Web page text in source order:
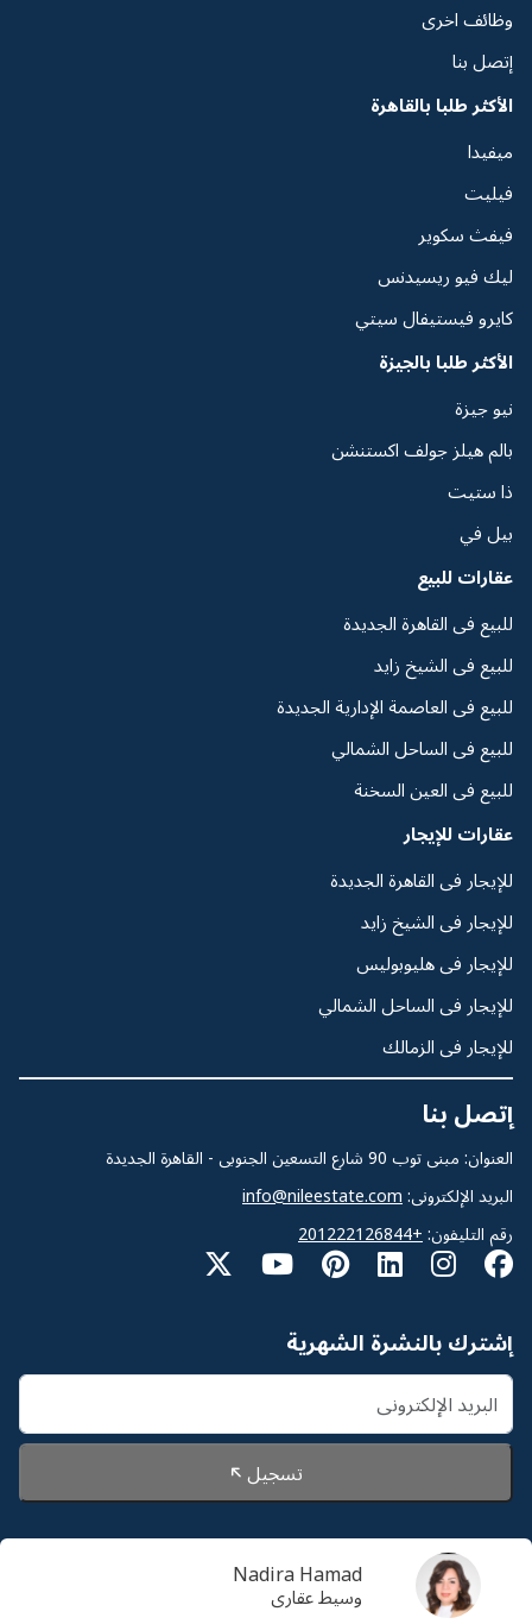
Nadira Hamad
وسيط عقارى
وظائف اخرى
إتصل بنا
الأكثر طلبا بالقاهرة
ميفيدا
فيليت
فيفث سكوير
ليك فيو ريسيدنس
كايرو فيستيفال سيتي
الأكثر طلبا بالجيزة
نيو جيزة
بالم هيلز جولف اكستنشن
ذا ستيت
بيل في
عقارات للبيع
للبيع فى القاهرة الجديدة
للبيع فى الشيخ زايد
للبيع فى العاصمة الإدارية الجديدة
للبيع فى الساحل الشمالي
للبيع فى العين السخنة
عقارات للإيجار
للإيجار فى القاهرة الجديدة
للإيجار فى الشيخ زايد
للإيجار فى هليوبوليس
للإيجار فى الساحل الشمالي
للإيجار فى الزمالك
إتصل بنا
العنوان: مبنى توب 90 شارع التسعين الجنوبى - القاهرة الجديدة
البريد الإلكترونى: info@nileestate.com
رقم التليفون: +201222126844
إشترك بالنشرة الشهرية
تسجيل
© 2026 Nileestate. جميع الحقوق محفوظة لشركة نايل
استيت